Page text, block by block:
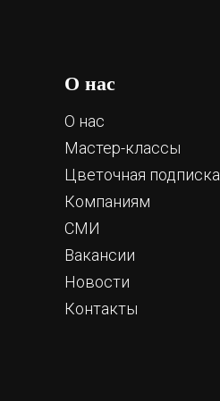
О нас
О нас
Мастер-классы
Цветочная подписка
Компаниям
СМИ
Вакансии
Новости
Контакты